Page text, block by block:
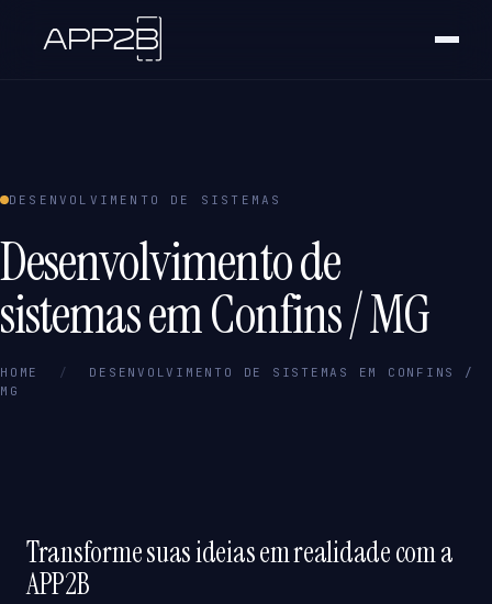
DESENVOLVIMENTO DE SISTEMAS
Desenvolvimento de
sistemas em Confins / MG
HOME /
DESENVOLVIMENTO DE SISTEMAS EM CONFINS /
MG
Transforme suas ideias em realidade com a
APP2B